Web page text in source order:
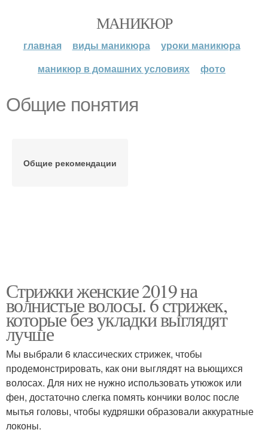
МАНИКЮР
главная виды маникюра
уроки маникюра
маникюр в домашних условиях
фото
Общие понятия
Общие рекомендации
Стрижки женские 2019 на
волнистые волосы. 6 стрижек,
которые без укладки выглядят
лучше
Мы выбрали 6 классических стрижек, чтобы
продемонстрировать, как они выглядят на вьющихся
волосах. Для них не нужно использовать утюжок или
фен, достаточно слегка помять кончики волос после
мытья головы, чтобы кудряшки образовали аккуратные
локоны.